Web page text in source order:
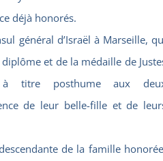
déjà honorés.
général d’Israël à Marseille,
et de la médaille de
titre posthume aux
de leur belle-fille et de
de la famille